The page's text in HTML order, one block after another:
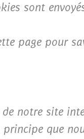
sont
page pour
notre site
que